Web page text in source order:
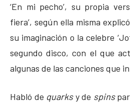
‘En mi pecho’, su propia
fiera’, según ella misma
su imaginación o la celebre
segundo disco, con el que
algunas de las canciones que
Habló de quarksy de spins